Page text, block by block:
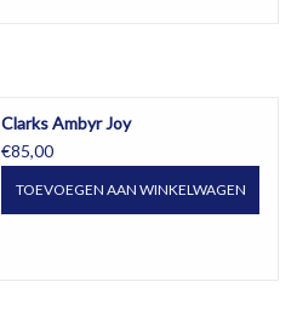
Clarks Ambyr Joy
€85,00
TOEVOEGEN AAN WINKELWAGEN